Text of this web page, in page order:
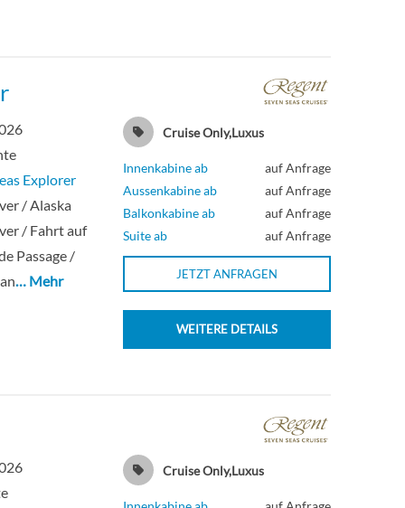
Explorer
/ Alaska
/ Fahrt auf
Passage /
… Mehr
Cruise Only,Luxus
Innenkabine ab
auf Anfrage
Aussenkabine ab
auf Anfrage
Balkonkabine ab
auf Anfrage
Suite ab
auf Anfrage
JETZT ANFRAGEN
WEITERE DETAILS
Cruise Only,Luxus